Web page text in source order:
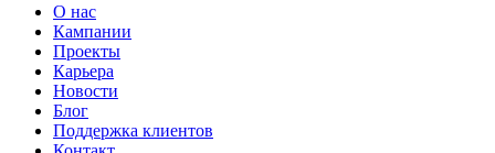
О нас
Кампании
Проекты
Карьера
Новости
Блог
Поддержка клиентов